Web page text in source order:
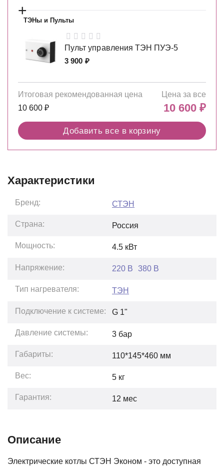
+
ТЭНы и Пульты
Пульт управления ТЭН ПУЭ-5
3 900 ₽
Итоговая рекомендованная цена
10 600 ₽
Цена за все
10 600₽
Добавить все в корзину
Характеристики
Бренд: СТЭН
Страна: Россия
Мощность: 4.5 кВт
Напряжение: 220 В 380 В
Тип нагревателя: ТЭН
Подключение к системе: G 1"
Давление системы: 3 бар
Габариты: 110*145*460 мм
Вес: 5 кг
Гарантия: 12 мес
Описание
Электрические котлы СТЭН Эконом - это доступная